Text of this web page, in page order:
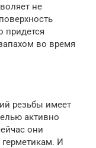
не
придется
во время
резьбы имеет
активно
они
И